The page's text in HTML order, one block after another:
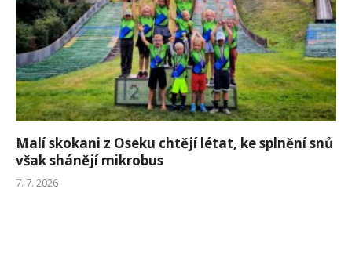
Malí skokani z Oseku chtějí létat, ke splnění snů
však shánějí mikrobus
7. 7. 2026